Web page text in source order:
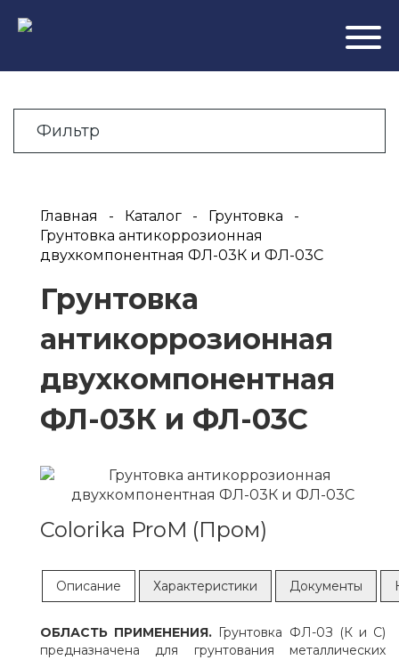
Фильтр
Главная Каталог
Грунтовка
Грунтовка антикоррозионная
двухкомпонентная ФЛ-03К и ФЛ-03С
Грунтовка
антикоррозионная
двухкомпонентная
ФЛ-03К и ФЛ-03С
Colorika ProM (Пром)
Описание Характеристики Документы
ОБЛАСТЬ ПРИМЕНЕНИЯ. Грунтовка ФЛ-0З (К и С)
предназначена для грунтования металлических